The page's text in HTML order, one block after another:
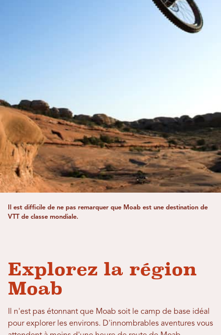
Il est difficile de ne pas remarquer que Moab est une destination de
VTT de classe mondiale.
Explorez la région
Moab
Il n'est pas étonnant que Moab soit le camp de base idéal
pour explorer les environs. D'innombrables aventures vous